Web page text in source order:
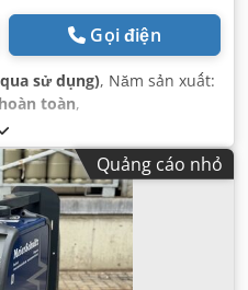
Gọi điện
sử dụng), Năm sản xuất:
toàn,
Quảng cáo nhỏ